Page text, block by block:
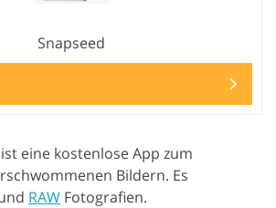
Snapseed
eine kostenlose App zum
Bildern. Es
RAW Fotografien.